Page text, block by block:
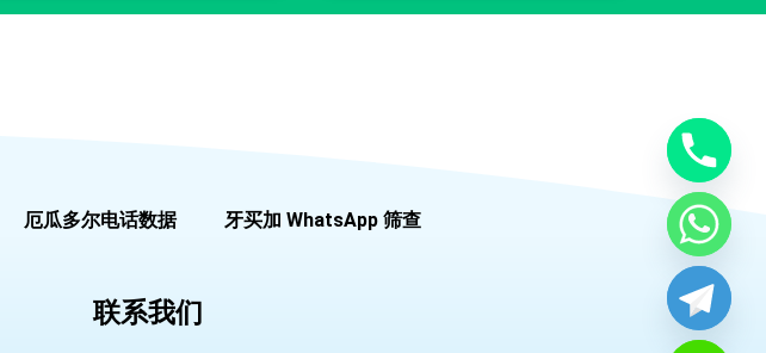
厄瓜多尔电话数据 牙买加 WhatsApp 筛查
联系我们